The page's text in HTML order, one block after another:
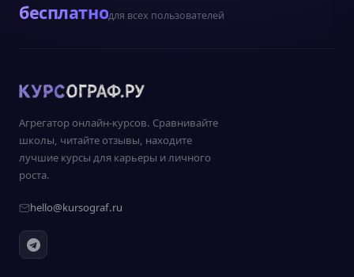
бесплатнодля всех пользователей
Агрегатор онлайн-курсов. Сравнивайте
школы, читайте отзывы, находите
лучшие курсы для карьеры и личного
роста.
hello@kursograf.ru